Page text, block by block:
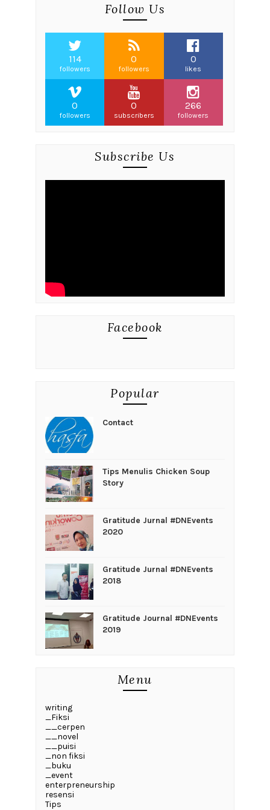
Follow Us
114
followers
0
followers
0
likes
0
followers
0
subscribers
266
followers
Subscribe Us
Facebook
Popular
Contact
Tips Menulis Chicken Soup
Story
Gratitude Jurnal #DNEvents
2020
Gratitude Jurnal #DNEvents
2018
Gratitude Journal #DNEvents
2019
Menu
writing
_Fiksi
__cerpen
__novel
__puisi
_non fiksi
_buku
_event
enterpreneurship
resensi
Tips